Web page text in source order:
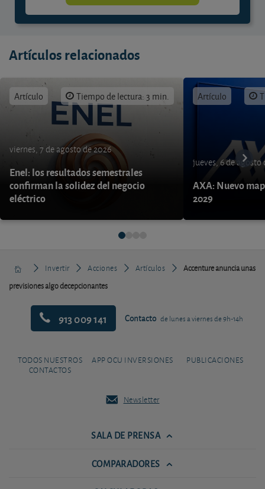
Artículos relacionados
Artículo Tiempo de lectura: 3 min.
viernes, 7 de agosto de 2026
Enel: los resultados semestrales
confirman la solidez del negocio
eléctrico
Artículo
jueves, 6 de agosto
AXA: Nuevo
2029
Invertir Acciones Artículos
Accenture anuncia unas
previsiones algo decepcionantes
913 009 141 Contacto de lunes a viernes de 9h-14h
TODOS NUESTROS
CONTACTOS
APP OCU INVERSIONES PUBLICACIONES
Newsletter
SALA DE PRENSA
COMPARADORES